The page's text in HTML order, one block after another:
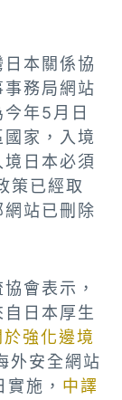
本關係協
務局網站
年5月日
家，入境
日本必須
策已經取
站已刪除
會表示，
自日本厚生
於強化邊境
外安全網站
施， 中譯